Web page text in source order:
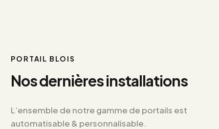
PORTAIL BLOIS
Nos dernières installations
L’ensemble de notre gamme de portails est
automatisable & personnalisable.